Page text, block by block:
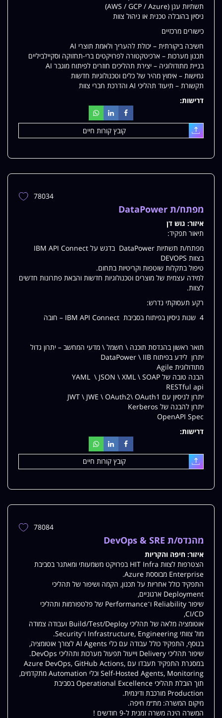
תשתיות ענן (AWS / GCP / Azure)
ניסיון בהובלה טכנית או ניהול צוות
כישורים מרכזיים
חשיבה ביקורתית – יכולת להעריך ולאמת תוצרי AI
תכנון מערכות – ארכיטקטורה לפרויקטים ברי-תחזוקה וסקיילביליים
בניית מתודולוגיה – יצירת תהליכים חוזרים לפיתוח מוגבר AI
גמישות – אימוץ מהיר של כלים וטכנולוגיות חדשות
תקשורת – תיעוד תהליכי AI והדרכת חברי צוות
דרישות:
עלאת
קובץ קורות חיים
הוספת
78034
מפתח/ת DataPower
איזור: גוש דן
תיאור תפקיד:
מפתח/ת תשתיות DataPower בדגש על IBM API Connect
בצוות DEVOPS
טיפול בתקלות שוטפות וקריטיות בתחום.
למידה עצמית של מוצרים וטכנולוגיות חדשות והבאת פתרונות חדשים
לצוות.
רקע תעסוקתי נדרש:
4 שנות ניסיון בפיתוח בסביבת IBM API Connect – חובה
תואר ראשון בהנדסת תוכנה \ חשמל \ מדעי המחשב – יתרון גדול
יתרון לידע בפיתוח DataPower \ IIB
מתודולוגית Agile
הבנה טובה של YAML \ JSON \ XML \ SOAP
RESTful api
יתרון לניסיון עם JWT \ JWE \ OAuth2\ OAuth1
יתרון להבנה של Kerberos
OpenAPI Spec
דרישות:
עלאת
קובץ קורות חיים
הוספת
78084
מהנדס/ת DevOps & SRE
איזור: חיפה והקריות
הצטרפות לצוות HIT Infra בפרויקט משמעותי ומאתגר בסביבת
Enterprise מבוססת Azure.
התפקיד כולל אחריות על תכנון, הקמה ושיפור של תהליכי
Deployment ארגוניים,
שיפור Reliability ו־Performance של פלטפורמות ותהליכי
CI/CD,
אוטומציה מלאה של תהליכי Build/Test/Deploy ועבודה צמודה
מול צוותי Infrastructure, Engineering ו־Security.
בנוסף, התפקיד כולל עבודה עם כלי AI Agents לצורך אוטומציה,
שיפור תהליכי Delivery וייעול תפעול מערכות ותהליכי DevOps.
במסגרת התפקיד תעבדו עם Azure DevOps, GitHub Actions,
Self-Hosted Agents, Monitoring וכלי Automation מתקדמים,
תוך הובלת תהליכי Operational Excellence בסביבת
Production מורכבת ודינמית.
מיקום המשרה: מת״מ חיפה.
המשרה הינה משרה זמנית ל-9 חודשים !